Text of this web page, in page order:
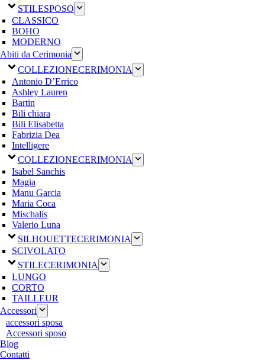
STILESPOSO
CLASSICO
BOHO
MODERNO
Abiti da Cerimonia
COLLEZIONECERIMONIA
Antonio D’Errico
Ashley Lauren
Bartin
Bili chiara
Bili Elisabetta
Fabrizia Dea
Intelligere
COLLEZIONECERIMONIA
Isabel Sanchis
Magia
Manu Garcia
Maria Coca
Mischalis
Valerio Luna
SILHOUETTECERIMONIA
SCIVOLATO
STILECERIMONIA
LUNGO
CORTO
TAILLEUR
Accessori
accessori sposa
Accessori sposo
Blog
Contatti